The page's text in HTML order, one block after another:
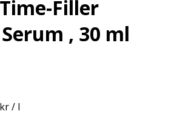
Filler
, 30 ml
/ l